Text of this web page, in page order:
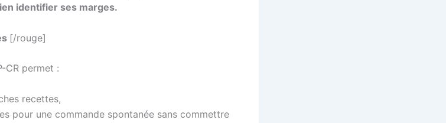
identifier ses marges.
[/rouge]
CR permet :
recettes,
pour une commande spontanée sans commettre